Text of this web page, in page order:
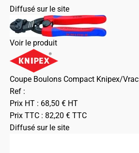
Diffusé sur le site
Voir le produit
Coupe Boulons Compact Knipex/Vrac
Ref :
Prix HT : 68,50 € HT
Prix TTC : 82,20 € TTC
Diffusé sur le site